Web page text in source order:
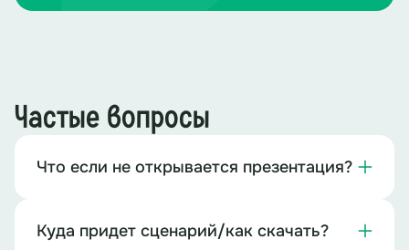
Частые вопросы
Что если не открывается презентация?
Куда придет сценарий/как скачать?